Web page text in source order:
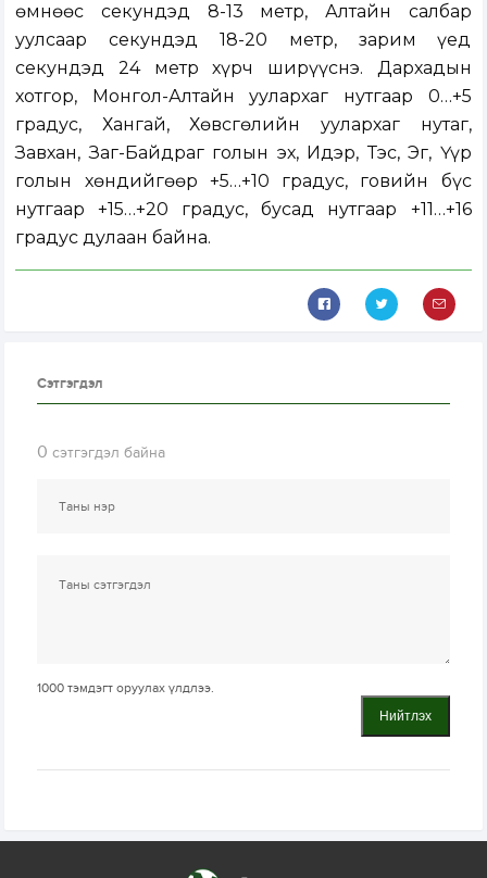
өмнөөс секундэд 8-13 метр, Алтайн салбар
уулсаар секундэд 18-20 метр, зарим үед
секундэд 24 метр хүрч ширүүснэ. Дархадын
хотгор, Монгол-Алтайн уулархаг нутгаар 0…+5
градус, Хангай, Хөвсгөлийн уулархаг нутаг,
Завхан, Заг-Байдраг голын эх, Идэр, Тэс, Эг, Үүр
голын хөндийгөөр +5…+10 градус, говийн бүс
нутгаар +15…+20 градус, бусад нутгаар +11…+16
градус дулаан байна.
Сэтгэгдэл
0 сэтгэгдэл байна
1000 тэмдэгт оруулах үлдлээ.
Нийтлэх